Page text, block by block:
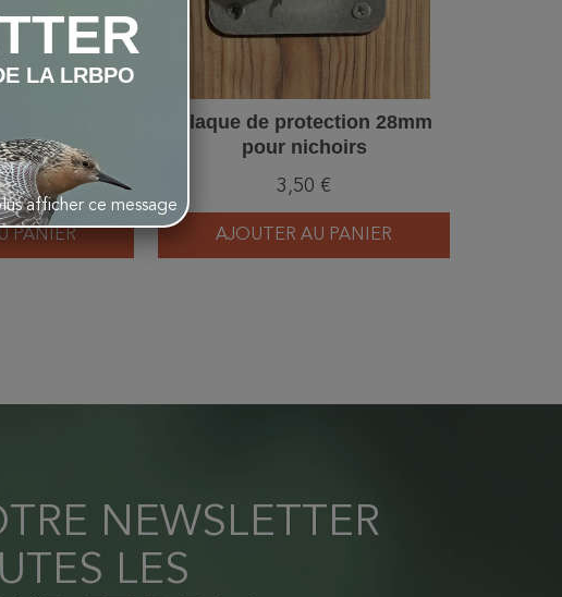
€
PANIER
Plaque de protection 28mm
pour nichoirs
3,50 €
AJOUTER AU PANIER
NEWSLETTER
LES
LA LRBPO
afficher ce message